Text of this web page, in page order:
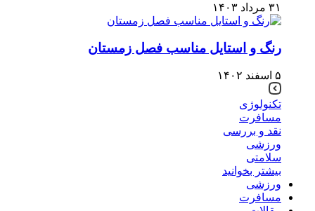
۳۱ مرداد ۱۴۰۳
رنگ و استایل مناسب فصل زمستان
۵ اسفند ۱۴۰۲
تکنولوژی
مسافرت
نقد و بررسی
ورزشی
سلامتی
بیشتر بخوانید
ورزشی
مسافرت